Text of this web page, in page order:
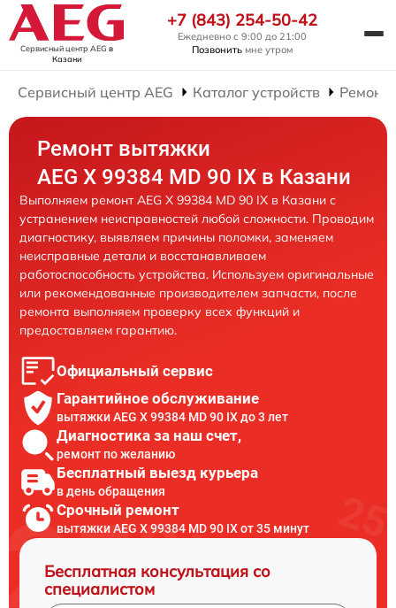
Сервисный центр AEG в
Казани
+7 (843) 254-50-42
Ежедневно с 9:00 до 21:00
Позвонить мне утром
Сервисный центр AEG Каталог устройств Ремонт
Ремонт вытяжки
AEG X 99384 MD 90 IX в Казани
Выполняем ремонт AEG X 99384 MD 90 IX в Казани с
устранением неисправностей любой сложности. Проводим
диагностику, выявляем причины поломки, заменяем
неисправные детали и восстанавливаем
работоспособность устройства. Используем оригинальные
или рекомендованные производителем запчасти, после
ремонта выполняем проверку всех функций и
предоставляем гарантию.
Официальный сервис
Гарантийное обслуживание
вытяжки AEG X 99384 MD 90 IX до 3 лет
Диагностика за наш счет,
ремонт по желанию
Бесплатный выезд курьера
в день обращения
Срочный ремонт
вытяжки AEG X 99384 MD 90 IX от 35 минут
Бесплатная консультация со
специалистом